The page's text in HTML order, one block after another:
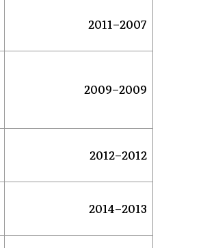
2007–2011
2009–2009
2012–2012
2013–2014